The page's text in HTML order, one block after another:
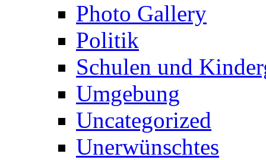
Photo Gallery
Politik
Schulen und
Umgebung
Uncategorized
Unerwünschtes